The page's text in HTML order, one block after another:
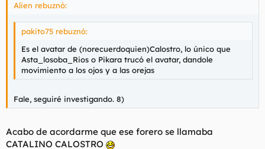
Alien rebuznó:
pakito75 rebuznó:
Es el avatar de (norecuerdoquien)Calostro, lo único que
Asta_losoba_Rios o Pikara trucó el avatar, dandole
movimiento a los ojos y a las orejas
Fale, seguiré investigando. 8)
Acabo de acordarme que ese forero se llamaba
CATALINO CALOSTRO